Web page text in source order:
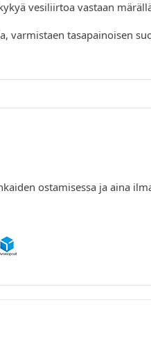
vesiliirtoa vastaan
varmistaen tasapainoisen
ostamisessa ja aina